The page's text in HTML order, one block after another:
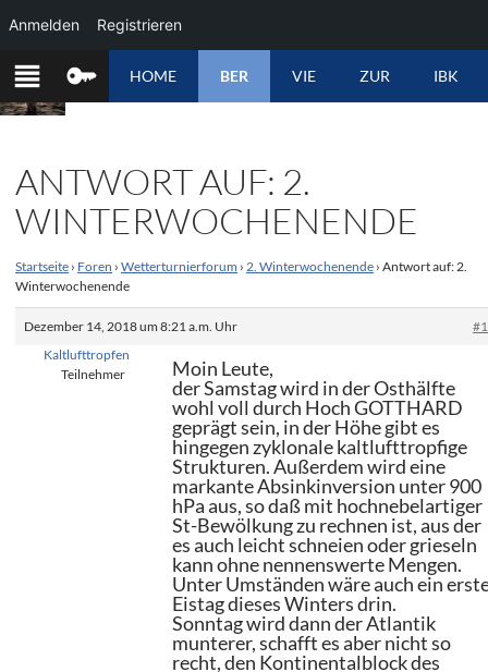
ZUM
INHALT
SPRINGEN
HOME BER VIE ZUR IBK
ANTWORT AUF: 2.
WINTERWOCHENENDE
Startseite › Foren › Wetterturnierforum › 2. Winterwochenende › Antwort auf: 2.
Winterwochenende
Dezember 14, 2018 um 8:21 a.m. Uhr
Kaltlufttropfen
Teilnehmer
Moin Leute,
der Samstag wird in der Osthälfte
wohl voll durch Hoch GOTTHARD
geprägt sein, in der Höhe gibt es
hingegen zyklonale kaltlufttropfige
Strukturen. Außerdem wird eine
markante Absinkinversion unter 900
hPa aus, so daß mit hochnebelartiger
St-Bewölkung zu rechnen ist, aus der
es auch leicht schneien oder grieseln
kann ohne nennenswerte Mengen.
Unter Umständen wäre auch ein
Eistag dieses Winters drin.
Sonntag wird dann der Atlantik
munterer, schafft es aber nicht so
recht, den Kontinentalblock des
Anmelden Registrieren